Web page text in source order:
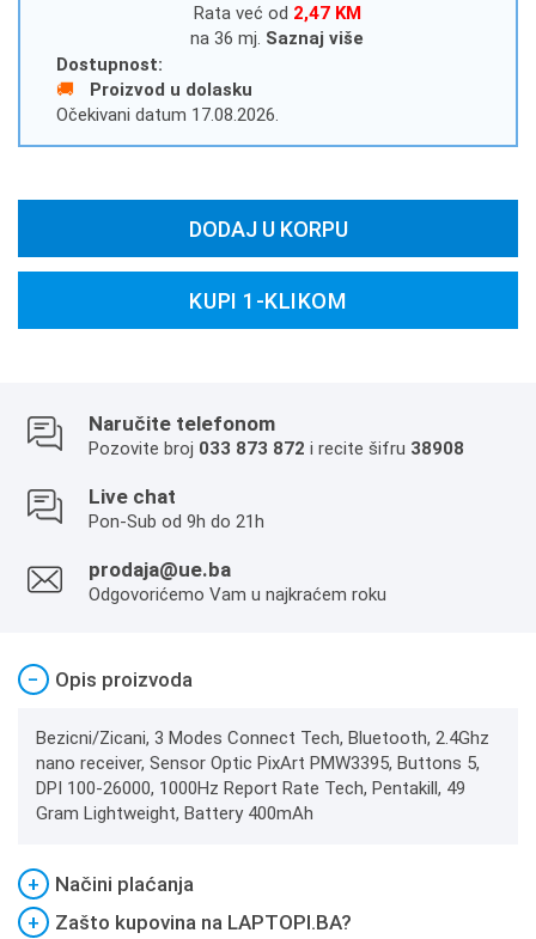
Rata već od 2,47 KM
na 36 mj. Saznaj više
Dostupnost:
Proizvod u dolasku
Očekivani datum 17.08.2026.
DODAJ U KORPU
KUPI 1-KLIKOM
Naručite telefonom
Pozovite broj 033 873 872 i recite šifru 38908
Live chat
Pon-Sub od 9h do 21h
prodaja@ue.ba
Odgovorićemo Vam u najkraćem roku
− Opis proizvoda
Bezicni/Zicani, 3 Modes Connect Tech, Bluetooth, 2.4Ghz
nano receiver, Sensor Optic PixArt PMW3395, Buttons 5,
DPI 100-26000, 1000Hz Report Rate Tech, Pentakill, 49
Gram Lightweight, Battery 400mAh
+
Načini plaćanja
+
Zašto kupovina na LAPTOPI.BA?